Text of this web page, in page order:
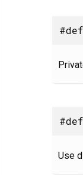
Use